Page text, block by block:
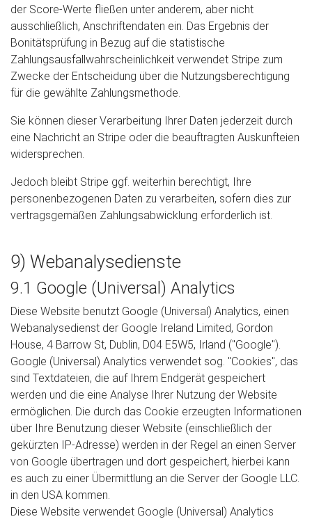
der Score-Werte fließen unter anderem, aber nicht
ausschließlich, Anschriftendaten ein. Das Ergebnis der
Bonitätsprüfung in Bezug auf die statistische
Zahlungsausfallwahrscheinlichkeit verwendet Stripe zum
Zwecke der Entscheidung über die Nutzungsberechtigung
für die gewählte Zahlungsmethode.
Sie können dieser Verarbeitung Ihrer Daten jederzeit durch
eine Nachricht an Stripe oder die beauftragten Auskunfteien
widersprechen.
Jedoch bleibt Stripe ggf. weiterhin berechtigt, Ihre
personenbezogenen Daten zu verarbeiten, sofern dies zur
vertragsgemäßen Zahlungsabwicklung erforderlich ist.
9) Webanalysedienste
9.1 Google (Universal) Analytics
Diese Website benutzt Google (Universal) Analytics, einen
Webanalysedienst der Google Ireland Limited, Gordon
House, 4 Barrow St, Dublin, D04 E5W5, Irland ("Google").
Google (Universal) Analytics verwendet sog. "Cookies", das
sind Textdateien, die auf Ihrem Endgerät gespeichert
werden und die eine Analyse Ihrer Nutzung der Website
ermöglichen. Die durch das Cookie erzeugten Informationen
über Ihre Benutzung dieser Website (einschließlich der
gekürzten IP-Adresse) werden in der Regel an einen Server
von Google übertragen und dort gespeichert, hierbei kann
es auch zu einer Übermittlung an die Server der Google LLC.
in den USA kommen.
Diese Website verwendet Google (Universal) Analytics